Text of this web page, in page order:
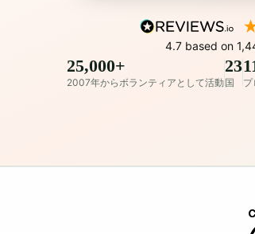
4.7 based on
25,000+
2007年からボランティアとして活動
23
国 プ